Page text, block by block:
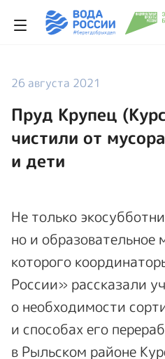
26 августа 2021
Пруд Крупец
чистили от
и дети
Не только
но и образовательное
которого
России» рассказали
о необходимости
и способах его
в Рыльском районе